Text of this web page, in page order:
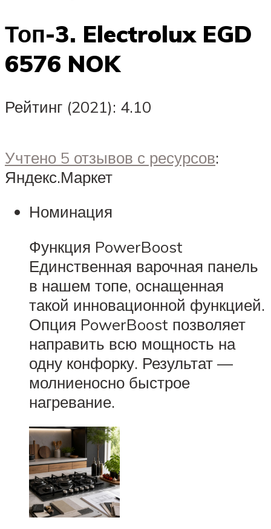
Топ-3. Electrolux EGD
6576 NOK
Рейтинг (2021): 4.10
Учтено 5 отзывов с ресурсов:
Яндекс.Маркет
Номинация
Функция PowerBoost
Единственная варочная панель
в нашем топе, оснащенная
такой инновационной функцией.
Опция PowerBoost позволяет
направить всю мощность на
одну конфорку. Результат —
молниеносно быстрое
нагревание.